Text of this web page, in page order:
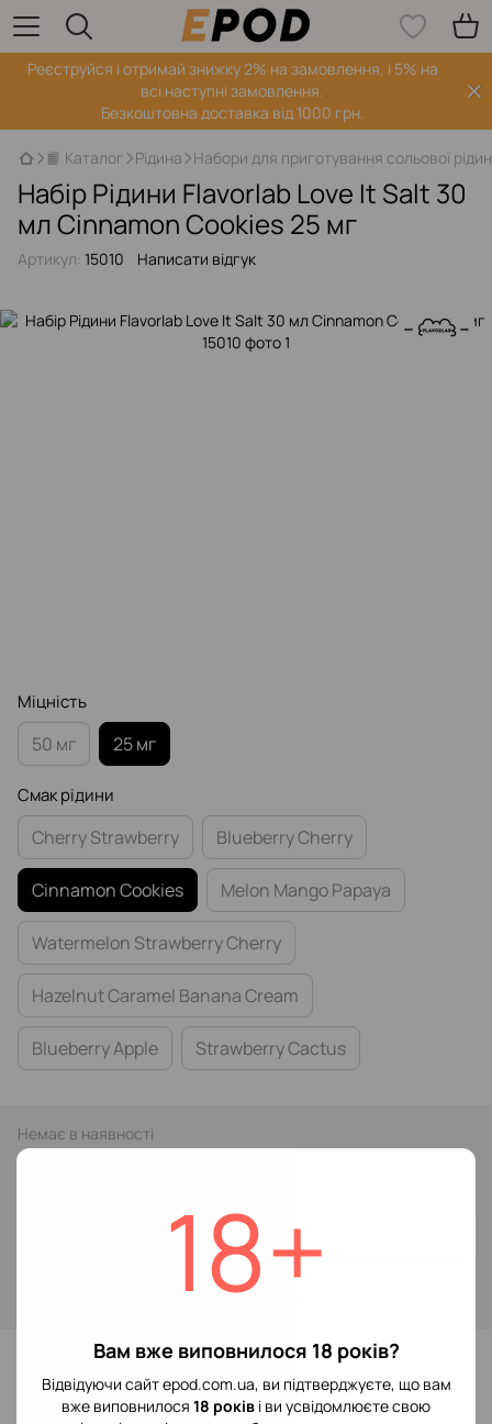
18+
Вам вже виповнилося 18 років?
Відвідуючи сайт epod.com.ua, ви підтверджуєте, що вам
вже виповнилося 18 років і ви усвідомлюєте свою
Реєструйся і отримай знижку 2% на замовлення, і 5% на
всі наступні замовлення.
Безкоштовна доставка від 1000 грн.
📙 Каталог Рідина Набори для приготування сольової
Набір Рідини Flavorlab Love It Salt 30
мл Cinnamon Cookies 25 мг
Артикул: 15010 Написати відгук
Міцність
50 мг 25 мг
Смак рідини
Cherry Strawberry Blueberry Cherry
Cinnamon Cookies Melon Mango Papaya
Watermelon Strawberry Cherry
Hazelnut Caramel Banana Cream
Blueberry Apple Strawberry Cactus
Немає в наявності
Повідомити, коли з'явиться
для відображення накопичувальної знижки
До обраного